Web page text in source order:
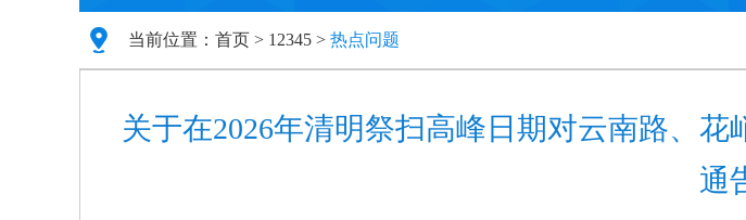
当前位置： 首页 > 12345 > 热点问题
关于在2026年清明祭扫高峰日期对云南路、
通